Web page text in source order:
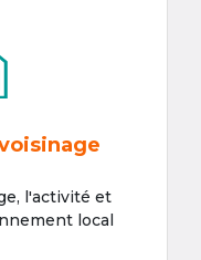
l'activité et
local